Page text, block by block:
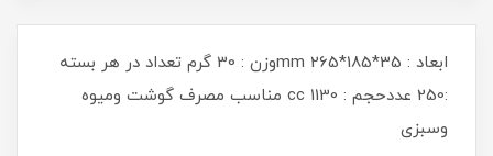
ابعاد : 35*185*265 mmوزن : 30 گرم تعداد در هر بسته
:250 عددحجم : 1130 cc مناسب مصرف گوشت ومیوه
وسبزی